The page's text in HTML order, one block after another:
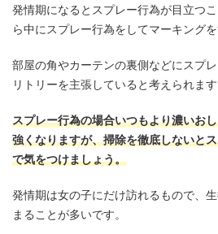
発情期になるとスプレー行為が目立つ
ら中にスプレー行為をしてマーキング
部屋の角やカーテンの裏側などにスプ
リトリーを主張していると考えられます
スプレー行為の場合いつもより濃いお
強くなりますが、掃除を徹底しないと
で気をつけましょう。
発情期は女の子にだけ訪れるもので、
まることが多いです。